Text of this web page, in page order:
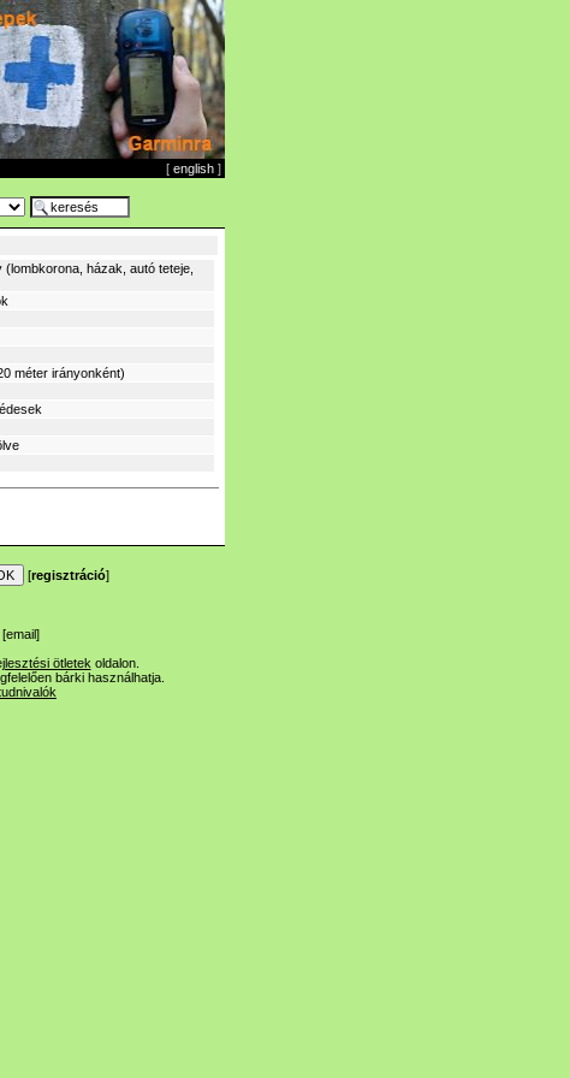
[ english ]
házak, autó teteje,
méter irányonként)
[regisztráció]
[email]
ötletek oldalon.
bárki használhatja.